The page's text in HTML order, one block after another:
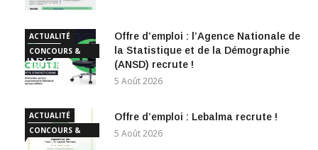
ACTUALITÉ
CONCOURS &
EMPLOI
Offre d’emploi : l’Agence Nationale de
la Statistique et de la Démographie
(ANSD) recrute !
5 Août 2026
ACTUALITÉ
CONCOURS &
EMPLOI
Offre d’emploi : Lebalma recrute !
5 Août 2026